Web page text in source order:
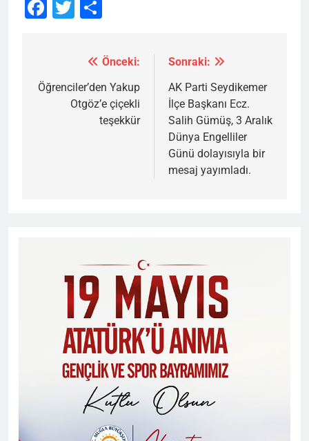
Facebook
Twitter
gezinmesi
Önceki:
Öğrenciler’den Yakup
Otgöz’e çiçekli
teşekkür
Sonraki:
AK Parti Seydikemer
İlçe Başkanı Ecz.
Salih Gümüş, 3 Aralık
Dünya Engelliler
Günü dolayısıyla bir
mesaj yayımladı.